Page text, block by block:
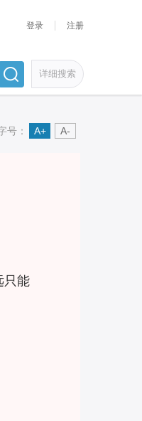
登录 注册
详细搜索
号： A+ A-
只能